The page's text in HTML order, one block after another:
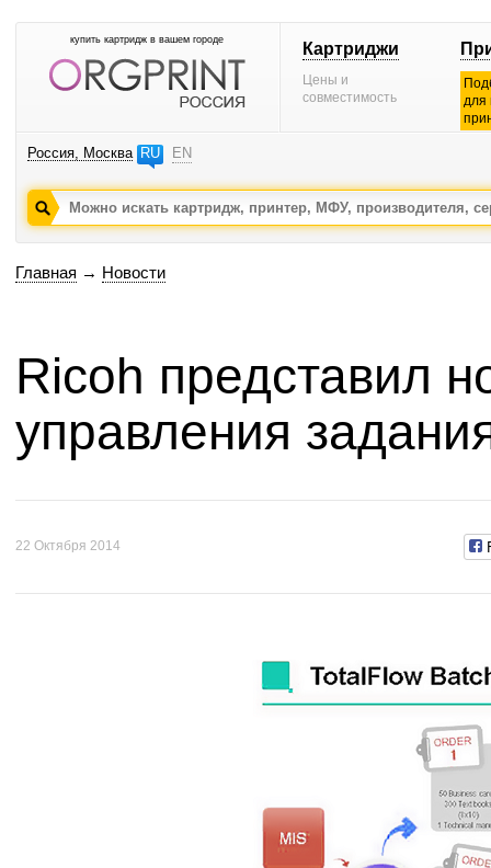
купить картридж в вашем городе Картриджи
Цены и
совместимость
для
Россия, Москва RU EN
Главная → Новости
Ricoh представил
управления
22 Октября 2014